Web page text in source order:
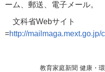
ーム、郵送、電子メール。
文科省Webサイト
=http://mailmaga.mext.go.jp/
教育家庭新聞 健康・